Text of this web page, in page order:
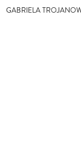
GABRIELA